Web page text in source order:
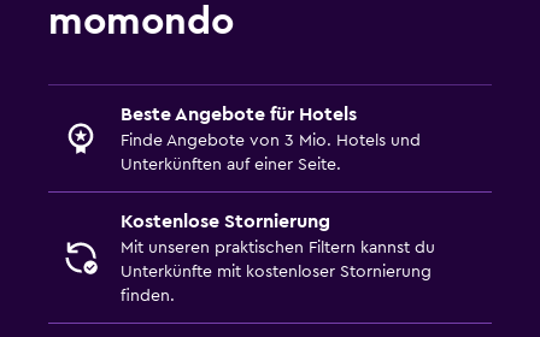
momondo
Beste Angebote für Hotels
Finde Angebote von 3 Mio. Hotels und
Unterkünften auf einer Seite.
Kostenlose Stornierung
Mit unseren praktischen Filtern kannst du
Unterkünfte mit kostenloser Stornierung
finden.